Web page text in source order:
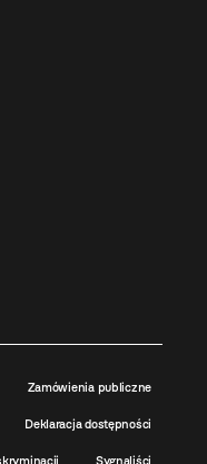
Zamówienia publiczne
Deklaracja dostępności
Sygnaliści